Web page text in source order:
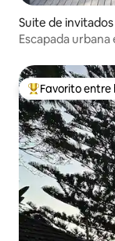
Suite de
Escapada
Favorito entre
Favorito entre